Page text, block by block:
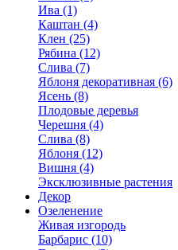
Ива (1)
Каштан (4)
Клен (25)
Рябина (12)
Слива (7)
Яблоня декоративная (6)
Ясень (8)
Плодовые деревья
Черешня (4)
Слива (8)
Яблоня (12)
Вишня (4)
Эксклюзивные растения
Декор
Озеленение
Живая изгородь
Барбарис (10)